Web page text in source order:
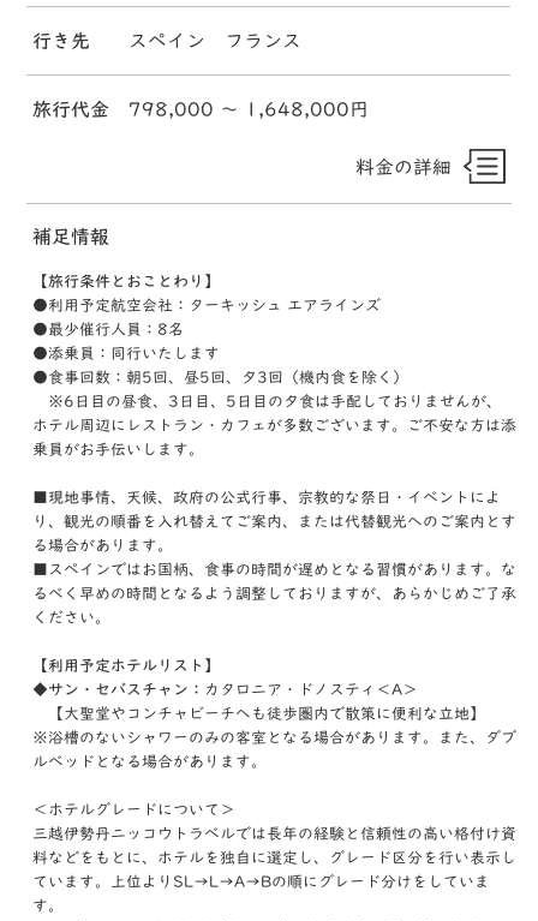
行き先 スペイン フランス
旅行代金 798,000 〜 1,648,000円
料金の詳細
補足情報
【旅行条件とおことわり】
●利用予定航空会社：ターキッシュ エアラインズ
●最少催行人員：8名
●添乗員：同行いたします
●食事回数：朝5回、昼5回、夕3回（機内食を除く）
※6日目の昼食、3日目、5日目の夕食は手配しておりませんが、
ホテル周辺にレストラン・カフェが多数ございます。ご不安な方は添
乗員がお手伝いします。
■現地事情、天候、政府の公式行事、宗教的な祭日・イベントによ
り、観光の順番を入れ替えてご案内、または代替観光へのご案内とす
る場合があります。
■スペインではお国柄、食事の時間が遅めとなる習慣があります。な
るべく早めの時間となるよう調整しておりますが、あらかじめご了承
ください。
【利用予定ホテルリスト】
◆サン・セバスチャン： カタロニア・ドノスティ＜A＞
【大聖堂やコンチャビーチへも徒歩圏内で散策に便利な立地】
※浴槽のないシャワーのみの客室となる場合があります。また、ダブ
ルベッドとなる場合があります。
＜ホテルグレードについて＞
三越伊勢丹ニッコウトラベルでは長年の経験と信頼性の高い格付け資
料などをもとに、ホテルを独自に選定し、グレード区分を行い表示し
ています。上位よりSL→L→A→Bの順にグレード分けをしていま
す。